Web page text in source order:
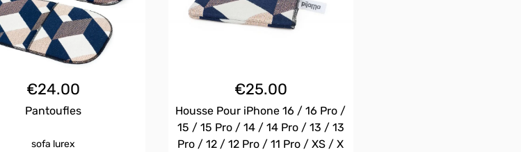
€24.00
Pantoufles
sofa lurex
€25.00
Housse Pour iPhone 16 / 16 Pro /
15 / 15 Pro / 14 / 14 Pro / 13 / 13
Pro / 12 / 12 Pro / 11 Pro / XS / X